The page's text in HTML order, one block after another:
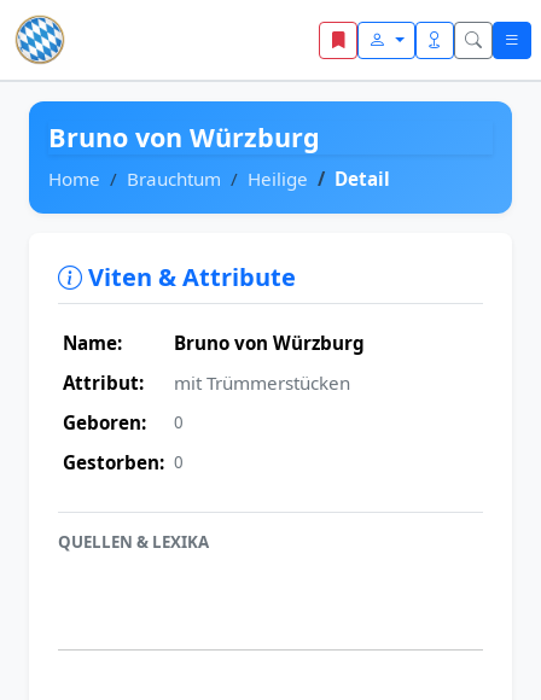
Zum Inhalt springen
Bruno von Würzburg
Home Brauchtum Heilige Detail
Viten & Attribute
Name:
Bruno von Würzburg
Attribut:
mit Trümmerstücken
Geboren:
0
Gestorben: 0
QUELLEN & LEXIKA